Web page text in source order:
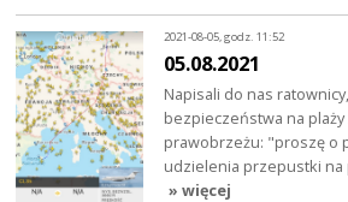
2021-08-05, godz. 11:52
05.08.2021
Napisali do nas
bezpieczeństwa na plaży
prawobrzeżu: "proszę o
udzielenia przepustki
» więcej